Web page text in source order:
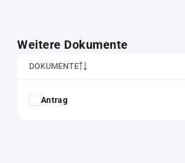
Weitere Dokumente
DOKUMENTE
Antrag